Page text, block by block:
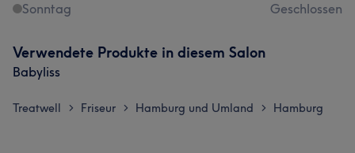
Sonntag
Geschlossen
Verwendete Produkte in diesem Salon
Babyliss
Treatwell > Friseur > Hamburg und Umland > Hamburg